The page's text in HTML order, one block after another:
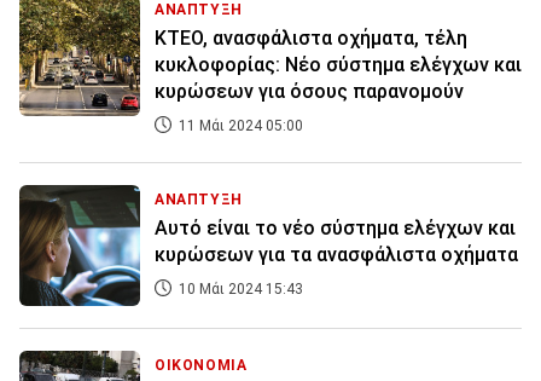
ΑΝΑΠΤΥΞΗ
ΚΤΕΟ, ανασφάλιστα οχήματα, τέλη
κυκλοφορίας: Νέο σύστημα ελέγχων και
κυρώσεων για όσους παρανομούν
11 Μάι 2024 05:00
ΑΝΑΠΤΥΞΗ
Αυτό είναι το νέο σύστημα ελέγχων και
κυρώσεων για τα ανασφάλιστα οχήματα
10 Μάι 2024 15:43
ΟΙΚΟΝΟΜΙΑ